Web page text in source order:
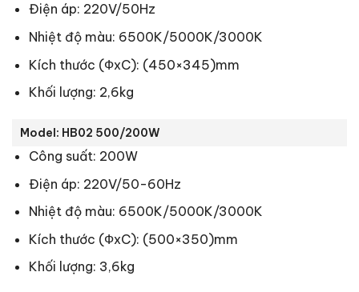
Điện áp: 220V/50Hz
Nhiệt độ màu: 6500K/5000K/3000K
Kích thước (ФxC): (450×345)mm
Khối lượng: 2,6kg
Model: HB02 500/200W
Công suất: 200W
Điện áp: 220V/50-60Hz
Nhiệt độ màu: 6500K/5000K/3000K
Kích thước (ФxC): (500×350)mm
Khối lượng: 3,6kg